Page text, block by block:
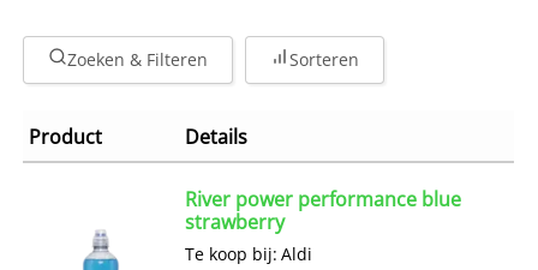
Zoeken & Filteren Sorteren
Product Details
River power performance blue
strawberry
Te koop bij: Aldi